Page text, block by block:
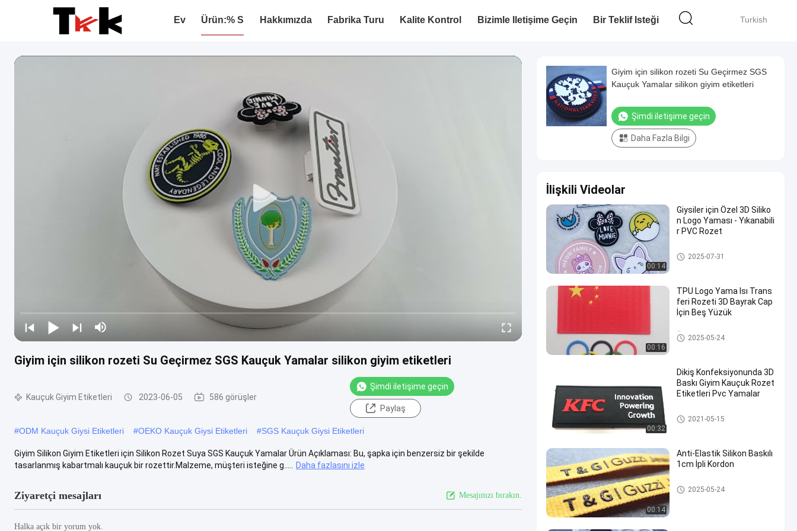
Turkish
Ev Ürün:% S Hakkımızda Fabrika Turu Kalite Kontrol Bizimle Iletişime Geçin Bir Teklif Isteği
Giyim için silikon rozeti Su Geçirmez SGS Kauçuk Yamalar silikon giyim etiketleri
Kauçuk Giyim Etiketleri 2023-06-05 586 görüşler
Şimdi iletişime geçin
Paylaş
#ODM Kauçuk Giysi Etiketleri #OEKO Kauçuk Giysi Etiketleri #SGS Kauçuk Giysi Etiketleri
Giyim Silikon Giyim Etiketleri için Silikon Rozet Suya SGS Kauçuk Yamalar Ürün Açıklaması: Bu, şapka için benzersiz bir şekilde
tasarlanmış kabartmalı kauçuk bir rozettir.Malzeme, müşteri isteğine g.....
Daha fazlasını izle
Ziyaretçi mesajları Mesajınızı bırakın.
Halka açık bir yorum yok.
Giyim için silikon rozeti Su Geçirmez SGS
Kauçuk Yamalar silikon giyim etiketleri
Şimdi iletişime geçin
Daha Fazla Bilgi
İlişkili Videolar
00:14
Giysiler için Özel 3D Siliko
n Logo Yaması - Yıkanabili
r PVC Rozet
Kauçuk Giyim Etiketleri
2025-07-31
00:16
TPU Logo Yama Isı Trans
feri Rozeti 3D Bayrak Cap
İçin Beş Yüzük
Özel Giysi Yamaları
2025-05-24
00:32
Dikiş Konfeksiyonunda 3D
Baskı Giyim Kauçuk Rozet
Etiketleri Pvc Yamalar
Kauçuk Giyim Etiketleri
2021-05-15
00:14
Anti-Elastik Silikon Baskılı
1cm İpli Kordon
Dize Kordonu Çekin
2025-05-24